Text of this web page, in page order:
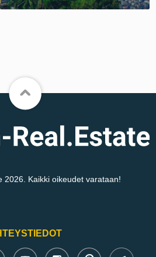
2026. Kaikki oikeudet varataan!